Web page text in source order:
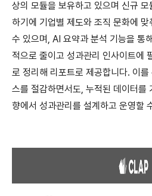
상의 모듈을 보유하고 있으며 신규
하기에 기업별 제도와 조직 문화에
수 있으며, AI 요약과 분석 기능을 통
적으로 줄이고 성과관리 인사이트에
로 정리해 리포트로 제공합니다. 이
스를 절감하면서도, 누적된 데이터를
향에서 성과관리를 설계하고 운영할